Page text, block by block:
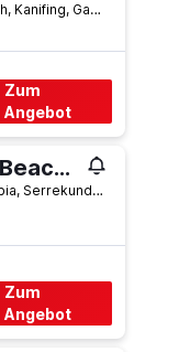
Kotu Beach, Kanifing, Gambia
Zum
Angebot
Kololi Beach Resort
Senegambia, Serrekunda, Gambia
Zum
Angebot